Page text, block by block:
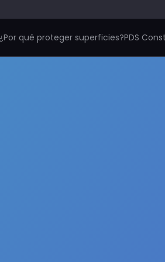
¿Por qué proteger superficies?PDS